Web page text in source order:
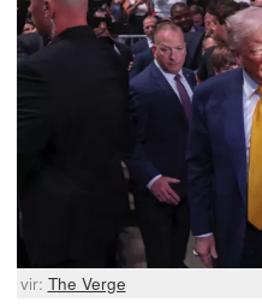
vir: The Verge